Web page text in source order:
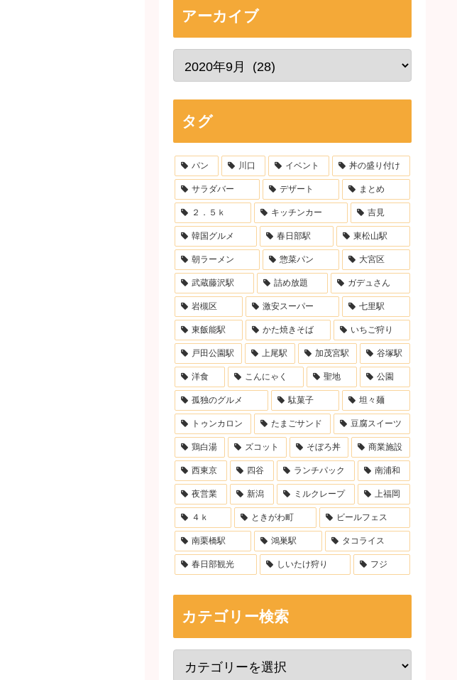
アーカイブ
タグ
パン 川口 イベント 丼の盛り付け
サラダバー デザート まとめ
２．５ｋ キッチンカー 吉見
韓国グルメ 春日部駅 東松山駅
朝ラーメン 惣菜パン 大宮区
武蔵藤沢駅 詰め放題 ガデュさん
岩槻区 激安スーパー 七里駅
東飯能駅 かた焼きそば いちご狩り
戸田公園駅 上尾駅 加茂宮駅 谷塚駅
洋食 こんにゃく 聖地 公園
孤独のグルメ 駄菓子 坦々麺
トゥンカロン たまごサンド 豆腐スイーツ
鶏白湯 ズコット そぼろ丼 商業施設
西東京 四谷 ランチパック 南浦和
夜営業 新潟 ミルクレープ 上福岡
４ｋ ときがわ町 ビールフェス
南栗橋駅 鴻巣駅 タコライス
春日部観光 しいたけ狩り フジ
カテゴリー検索